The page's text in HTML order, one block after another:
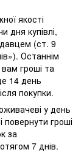
якості
дня купівлі,
(ст. 9
Останнім
гроші та
14 день
покупки.
у день
повернути гроші
за
7 днів.